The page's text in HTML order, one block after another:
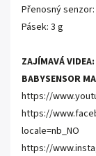
Přenosný senzor:
Pásek: 3 g
ZAJÍMAVÁ VIDEA:
BABYSENSOR
https://
https://
locale=nb_NO
https://